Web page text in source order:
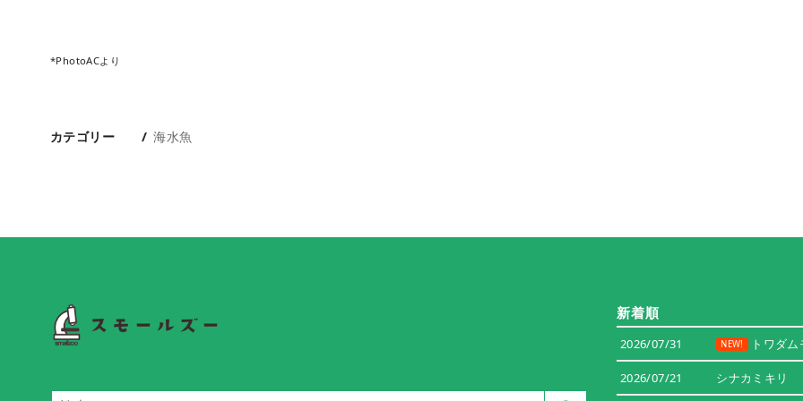
*PhotoACより
カテゴリー 海水魚
新着順
2026/07/31 NEW! トワダム
2026/07/21 シナカミキリ